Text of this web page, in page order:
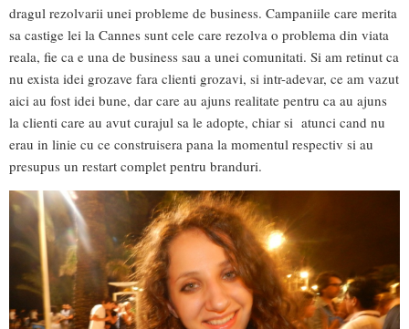
dragul rezolvarii unei probleme de business. Campaniile care merita
sa castige lei la Cannes sunt cele care rezolva o problema din viata
reala, fie ca e una de business sau a unei comunitati. Si am retinut ca
nu exista idei grozave fara clienti grozavi, si intr-adevar, ce am vazut
aici au fost idei bune, dar care au ajuns realitate pentru ca au ajuns
la clienti care au avut curajul sa le adopte, chiar si atunci cand nu
erau in linie cu ce construisera pana la momentul respectiv si au
presupus un restart complet pentru branduri.